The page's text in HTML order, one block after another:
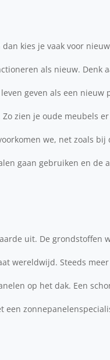
kies je vaak voor
als nieuw. Denk
geven als een nieuw
zien je oude meubels
we, net zoals bij
gaan gebruiken en de
uit. De grondstoffen
wereldwijd. Steeds
op het dak. Een
een